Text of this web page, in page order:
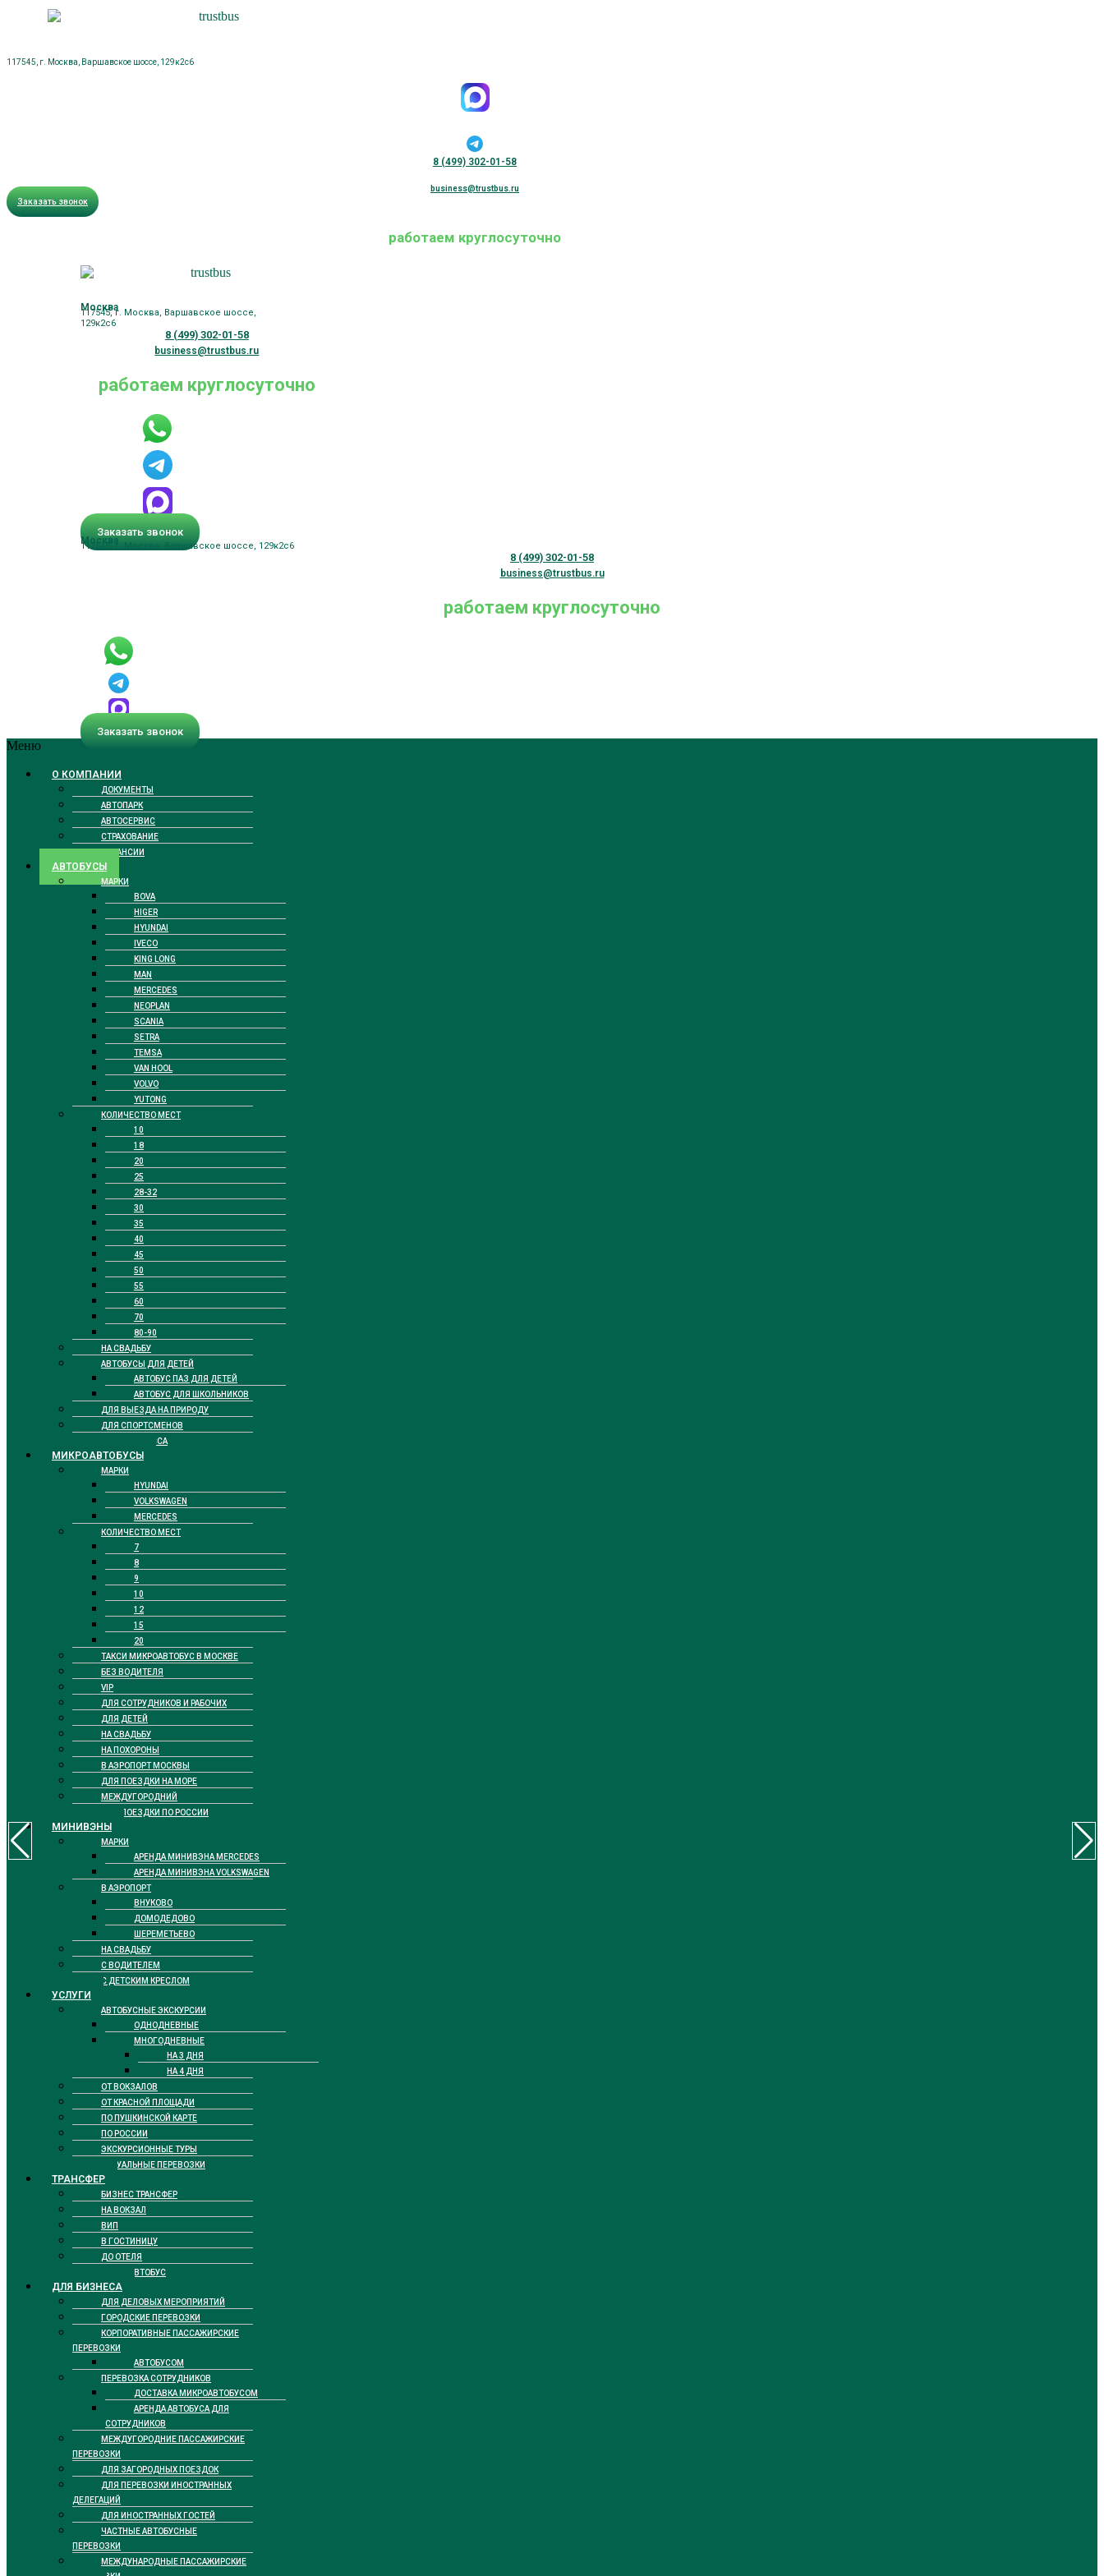
117545, г. Москва, Варшавское шоссе, 129к2с6
8 (499) 302-01-58
business@trustbus.ru
Заказать звонок
работаем круглосуточно
Москва
117545, г. Москва, Варшавское шоссе,
129к2с6
8 (499) 302-01-58
business@trustbus.ru
работаем круглосуточно
Заказать звонок
Москва
117545, г. Москва, Варшавское шоссе, 129к2с6
8 (499) 302-01-58
business@trustbus.ru
работаем круглосуточно
Заказать звонок
Меню
О КОМПАНИИ
ДОКУМЕНТЫ
АВТОПАРК
АВТОСЕРВИС
СТРАХОВАНИЕ
ВАКАНСИИ
АВТОБУСЫ
МАРКИ
BOVA
HIGER
HYUNDAI
IVECO
KING LONG
MAN
MERCEDES
NEOPLAN
SCANIA
SETRA
TEMSA
VAN HOOL
VOLVO
YUTONG
КОЛИЧЕСТВО МЕСТ
10
18
20
25
28-32
30
35
40
45
50
55
60
70
80-90
НА СВАДЬБУ
АВТОБУСЫ ДЛЯ ДЕТЕЙ
АВТОБУС ПАЗ ДЛЯ ДЕТЕЙ
АВТОБУС ДЛЯ ШКОЛЬНИКОВ
ДЛЯ ВЫЕЗДА НА ПРИРОДУ
ДЛЯ СПОРТСМЕНОВ
БИЗНЕС КЛАССА
МИКРОАВТОБУСЫ
МАРКИ
HYUNDAI
VOLKSWAGEN
MERCEDES
КОЛИЧЕСТВО МЕСТ
7
8
9
10
12
15
20
ТАКСИ МИКРОАВТОБУС В МОСКВЕ
БЕЗ ВОДИТЕЛЯ
VIP
ДЛЯ СОТРУДНИКОВ И РАБОЧИХ
ДЛЯ ДЕТЕЙ
НА СВАДЬБУ
НА ПОХОРОНЫ
В АЭРОПОРТ МОСКВЫ
ДЛЯ ПОЕЗДКИ НА МОРЕ
МЕЖДУГОРОДНИЙ
ДЛЯ ПОЕЗДКИ ПО РОССИИ
МИНИВЭНЫ
МАРКИ
АРЕНДА МИНИВЭНА MERCEDES
АРЕНДА МИНИВЭНА VOLKSWAGEN
В АЭРОПОРТ
ВНУКОВО
ДОМОДЕДОВО
ШЕРЕМЕТЬЕВО
НА СВАДЬБУ
С ВОДИТЕЛЕМ
С ДЕТСКИМ КРЕСЛОМ
УСЛУГИ
АВТОБУСНЫЕ ЭКСКУРСИИ
ОДНОДНЕВНЫЕ
МНОГОДНЕВНЫЕ
НА 3 ДНЯ
НА 4 ДНЯ
ОТ ВОКЗАЛОВ
ОТ КРАСНОЙ ПЛОЩАДИ
ПО ПУШКИНСКОЙ КАРТЕ
ПО РОССИИ
ЭКСКУРСИОННЫЕ ТУРЫ
РИТУАЛЬНЫЕ ПЕРЕВОЗКИ
ТРАНСФЕР
БИЗНЕС ТРАНСФЕР
НА ВОКЗАЛ
ВИП
В ГОСТИНИЦУ
ДО ОТЕЛЯ
ТАКСИ АВТОБУС
ДЛЯ БИЗНЕСА
ДЛЯ ДЕЛОВЫХ МЕРОПРИЯТИЙ
ГОРОДСКИЕ ПЕРЕВОЗКИ
КОРПОРАТИВНЫЕ ПАССАЖИРСКИЕ
ПЕРЕВОЗКИ
АВТОБУСОМ
ПЕРЕВОЗКА СОТРУДНИКОВ
ДОСТАВКА МИКРОАВТОБУСОМ
АРЕНДА АВТОБУСА ДЛЯ
СОТРУДНИКОВ
МЕЖДУГОРОДНИЕ ПАССАЖИРСКИЕ
ПЕРЕВОЗКИ
ДЛЯ ЗАГОРОДНЫХ ПОЕЗДОК
ДЛЯ ПЕРЕВОЗКИ ИНОСТРАННЫХ
ДЕЛЕГАЦИЙ
ДЛЯ ИНОСТРАННЫХ ГОСТЕЙ
ЧАСТНЫЕ АВТОБУСНЫЕ
ПЕРЕВОЗКИ
МЕЖДУНАРОДНЫЕ ПАССАЖИРСКИЕ